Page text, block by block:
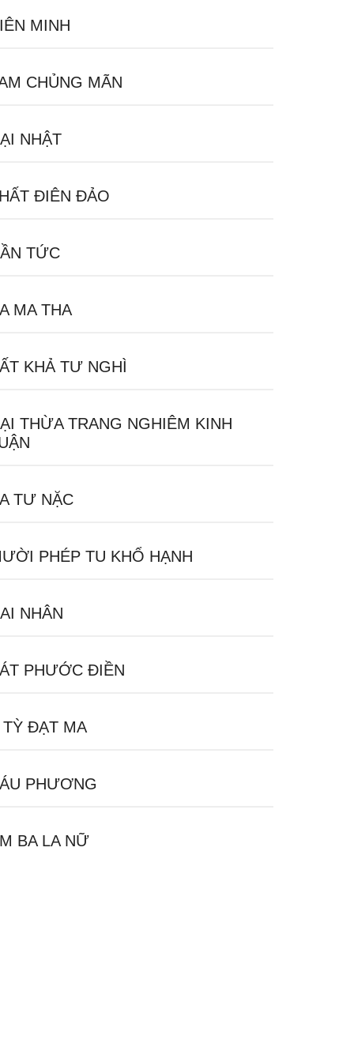
MINH
CHỦNG MÃN
NHẬT
ĐIÊN ĐẢO
TỨC
MA THA
KHẢ TƯ NGHÌ
THỪA TRANG NGHIÊM KINH
TƯ NẶC
PHÉP TU KHỔ HẠNH
NHÂN
PHƯỚC ĐIỀN
TỲ ĐẠT MA
PHƯƠNG
BA LA NỮ